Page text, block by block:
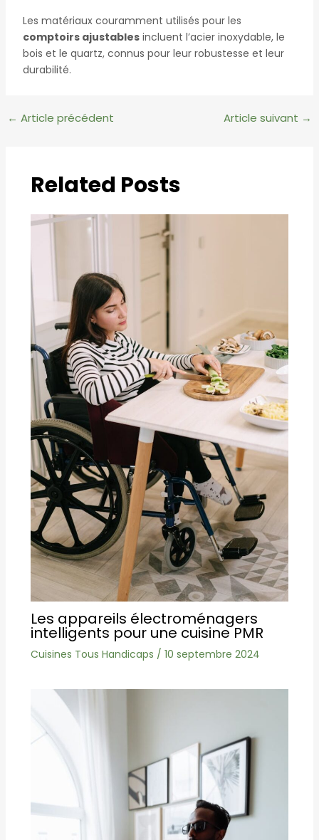
Les matériaux couramment utilisés pour les
comptoirs ajustablesincluent l’acier inoxydable, le
bois et le quartz, connus pour leur robustesse et leur
durabilité.
← Article précédent Article suivant →
Related Posts
Les appareils électroménagers
intelligents pour une cuisine PMR
Cuisines Tous Handicaps / 10 septembre 2024